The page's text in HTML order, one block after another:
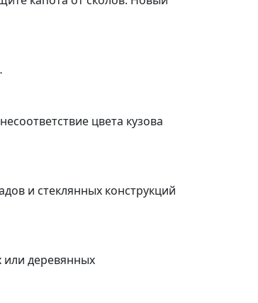
цвета кузова
и стеклянных конструкций
или деревянных